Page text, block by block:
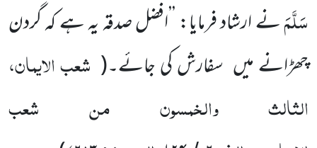
سَلَّمَنے ارشاد فرمایا: ’’افضل صدقہ یہ ہے کہ گردن
چھڑانے میں سفارش کی جائے۔( شعب الایمان،
الثالث والخمسون من شعب